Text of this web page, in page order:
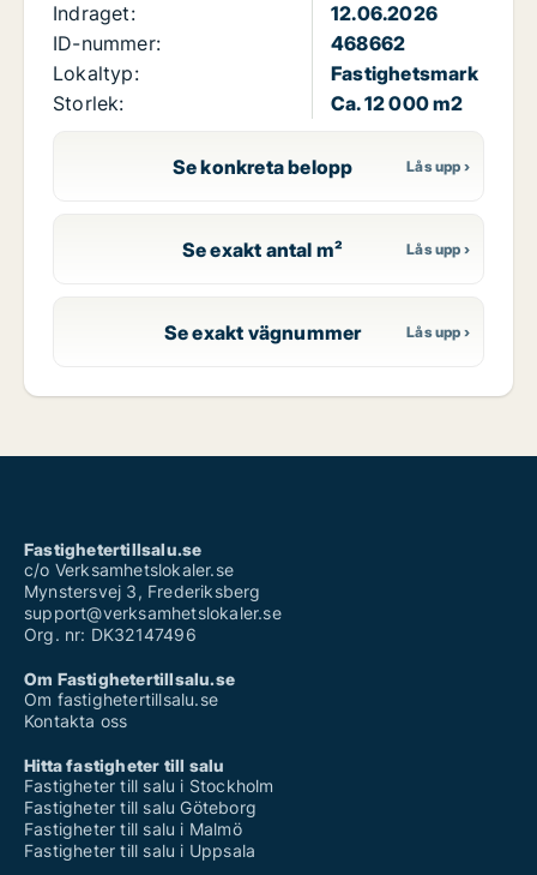
Indraget:
12.06.2026
ID-nummer:
468662
Lokaltyp:
Fastighetsmark
Storlek:
Ca. 12 000 m2
Se konkreta belopp
Se exakt antal m²
Se exakt vägnummer
Fastighetertillsalu.se
c/o Verksamhetslokaler.se
Mynstersvej 3, Frederiksberg
support@verksamhetslokaler.se
Org. nr: DK32147496
Om Fastighetertillsalu.se
Om fastighetertillsalu.se
Kontakta oss
Hitta fastigheter till salu
Fastigheter till salu i Stockholm
Fastigheter till salu Göteborg
Fastigheter till salu i Malmö
Fastigheter till salu i Uppsala